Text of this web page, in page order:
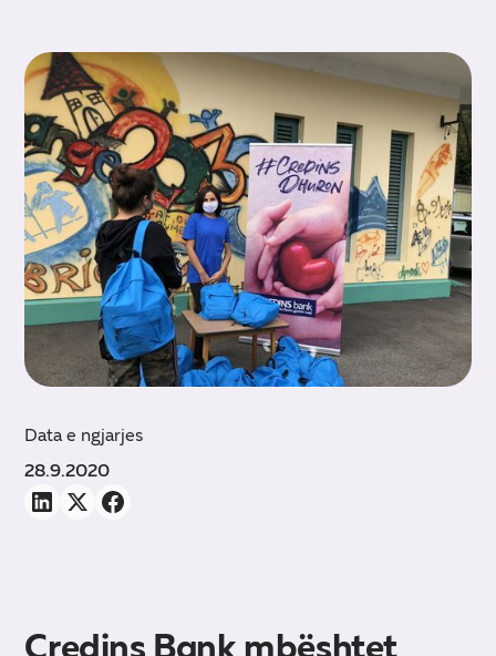
Data e ngjarjes
28.9.2020